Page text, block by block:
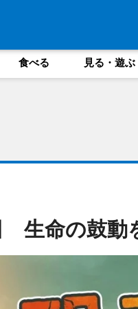
食べる 見る・遊ぶ
生命の鼓動